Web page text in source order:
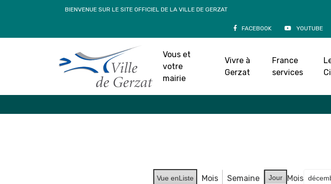
BIENVENUE SUR LE SITE OFFICIEL DE LA VILLE DE GERZAT
FACEBOOK YOUTUBE
Vous et
votre
mairie
Vivre à
Gerzat
France
services
Accueil
Vue enListe Mois Semaine Jour Mois